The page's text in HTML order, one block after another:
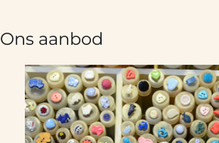
Ons aanbod